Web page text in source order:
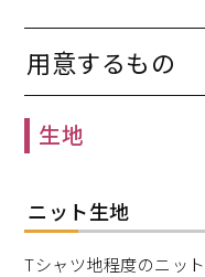
用意するもの
生地
ニット生地
Tシャツ地程度のニッ